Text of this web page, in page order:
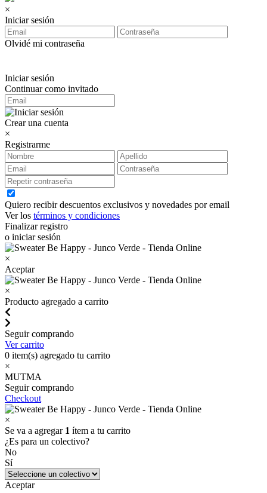
×
Iniciar sesión
Olvidé mi contraseña
Iniciar sesión
Continuar como invitado
Crear una cuenta
×
Registrarme
Quiero recibir descuentos exclusivos y novedades por email
Ver los términos y condiciones
Finalizar registro
o iniciar sesión
×
Aceptar
×
Producto agregado a carrito
Seguir comprando
Ver carrito
0 item(s) agregado tu carrito
×
MUTMA
Seguir comprando
Checkout
×
Se va a agregar 1 ítem a tu carrito
¿Es para un colectivo?
No
Sí
Aceptar